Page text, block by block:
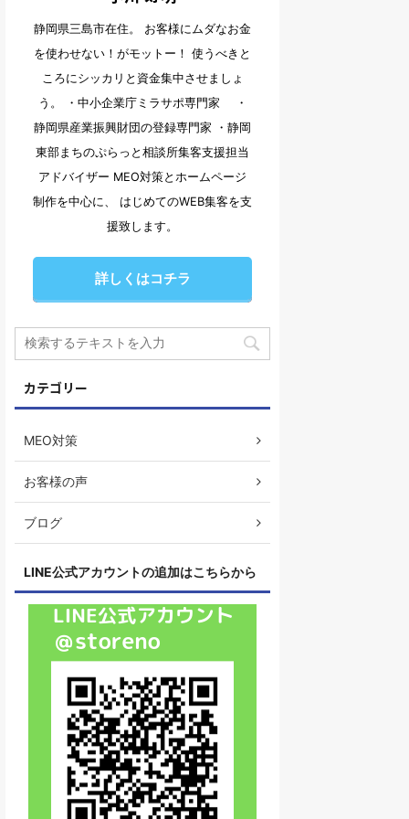
静岡県三島市在住。 お客様にムダなお金
を使わせない！がモットー！ 使うべきと
ころにシッカリと資金集中させましょ
う。 ・中小企業庁ミラサポ専門家 ・
静岡県産業振興財団の登録専門家 ・静岡
東部まちのぷらっと相談所集客支援担当
アドバイザー MEO対策とホームページ
制作を中心に、 はじめてのWEB集客を支
援致します。
詳しくはコチラ
カテゴリー
MEO対策
お客様の声
ブログ
LINE公式アカウントの追加はこちらから